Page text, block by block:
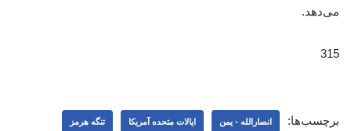
می‌دهد.
315
برچسب‌ها: انصارالله - یمن ایالات متحده آمریکا تنگه هرمز